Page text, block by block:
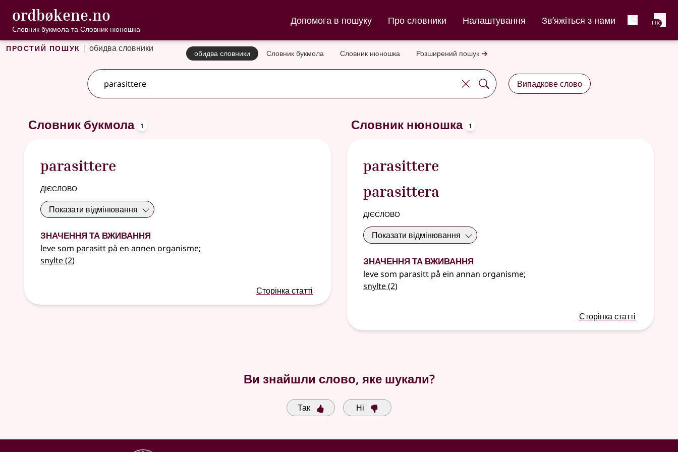
Перейти до основного вмісту
Доступність
ordbøkene.no , Cловник букмола та Словник нюношка
Cловник букмола та Словник нюношка
Допомога в пошуку Про словники Налаштування Зв’яжіться з нами UK
Простий пошук |обидва словники обидва словники Словник букмола Словник нюношка Розширений пошук
Випадкове слово
Словник букмола 1
parasittere
дієслово
Показати відмінювання
Значення та вживання
leve som parasitt på en annen organisme;
snylte(2)
Сторінка статті
Словник нюношка 1
parasittere
parasittera
дієслово
Показати відмінювання
Значення та вживання
leve som parasitt på ein annan organisme;
snylte(2)
Сторінка статті
Ви знайшли слово, яке шукали?
Так Ні